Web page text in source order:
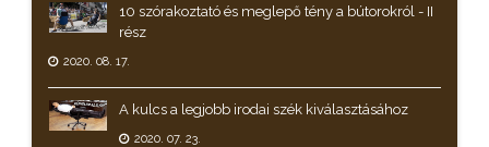
10 szórakoztató és meglepő tény a bútorokról - II
rész
2020. 08. 17.
A kulcs a legjobb irodai szék kiválasztásához
2020. 07. 23.